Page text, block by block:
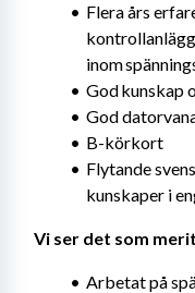
Flera års
inom
God kunskap
God
B-körkort
Flytande
kunskaper i
Vi ser det som
Arbetat på